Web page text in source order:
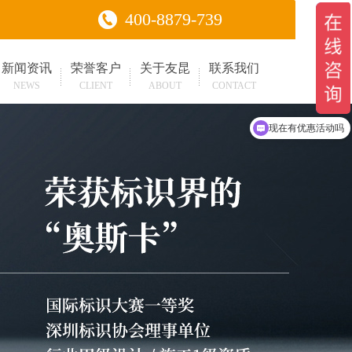
400-8879-739
新闻资讯
NEWS
荣誉客户
CLIENT
关于友昆
ABOUT
联系我们
CONTACT
现在有优惠活动吗